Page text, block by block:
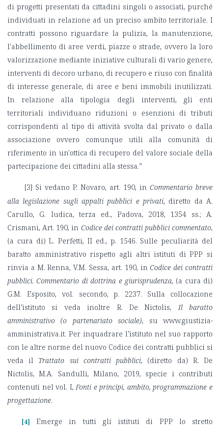
di progetti presentati da cittadini singoli o associati, purché
individuati in relazione ad un preciso ambito territoriale. I
contratti possono riguardare la pulizia, la manutenzione,
l'abbellimento di aree verdi, piazze o strade, ovvero la loro
valorizzazione mediante iniziative culturali di vario genere,
interventi di decoro urbano, di recupero e riuso con finalità
di interesse generale, di aree e beni immobili inutilizzati.
In relazione alla tipologia degli interventi, gli enti
territoriali individuano riduzioni o esenzioni di tributi
corrispondenti al tipo di attività svolta dal privato o dalla
associazione ovvero comunque utili alla comunità di
riferimento in un'ottica di recupero del valore sociale della
partecipazione dei cittadini alla stessa.”
[3] Si vedano P. Novaro, art. 190, in Commentario breve
alla legislazione sugli appalti pubblici e privati, diretto da A.
Carullo, G. Iudica, terza ed., Padova, 2018, 1354 ss.; A.
Crismani, Art. 190, in Codice dei contratti pubblici commentato,
(a cura di) L. Perfetti, II ed., p. 1546. Sulle peculiarità del
baratto amministrativo rispetto agli altri istituti di PPP si
rinvia a M. Renna, V.M. Sessa, art. 190, inCodice dei contratti
pubblici. Commentario di dottrina e giurisprudenza, (a cura di)
G.M. Esposito, vol. secondo, p. 2237. Sulla collocazione
dell’istituto si veda inoltre R. De Nictolis, Il baratto
amministrativo (o partenariato sociale), su www.giustizia-
amministrativa.it. Per inquadrare l’istituto nel suo rapporto
con le altre norme del nuovo Codice dei contratti pubblici si
veda il Trattato sui contratti pubblici, (diretto da) R. De
Nictolis, M.A. Sandulli, Milano, 2019, specie i contributi
contenuti nel vol. I,Fonti e principi, ambito, programmazione e
progettazione.
[4] Emerge in tutti gli istituti di PPP lo stretto